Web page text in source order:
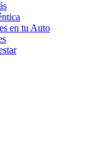
en tu Auto